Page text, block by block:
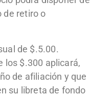
de retiro o
de $.5.00.
los $.300 aplicará,
de afiliación y que
su libreta de fondo